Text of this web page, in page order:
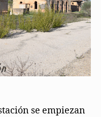
se empiezan